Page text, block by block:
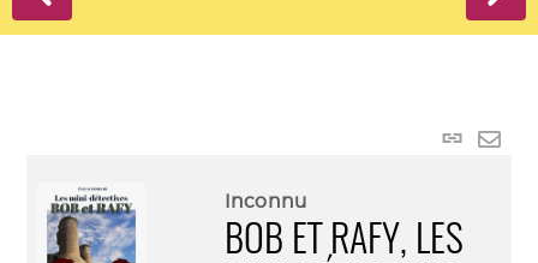
Lien
Inconnu
BOB ET RAFY, LES